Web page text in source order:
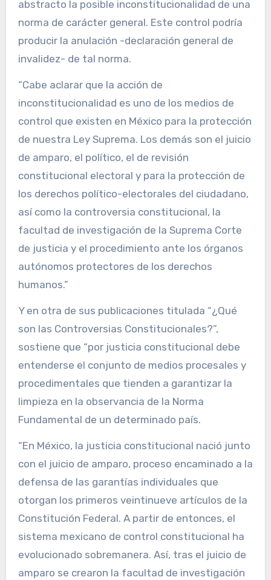
abstracto la posible inconstitucionalidad de una
norma de carácter general. Este control podría
producir la anulación -declaración general de
invalidez- de tal norma.
“Cabe aclarar que la acción de
inconstitucionalidad es uno de los medios de
control que existen en México para la protección
de nuestra Ley Suprema. Los demás son el juicio
de amparo, el político, el de revisión
constitucional electoral y para la protección de
los derechos político-electorales del ciudadano,
así como la controversia constitucional, la
facultad de investigación de la Suprema Corte
de justicia y el procedimiento ante los órganos
autónomos protectores de los derechos
humanos.”
Y en otra de sus publicaciones titulada “¿Qué
son las Controversias Constitucionales?”,
sostiene que “por justicia constitucional debe
entenderse el conjunto de medios procesales y
procedimentales que tienden a garantizar la
limpieza en la observancia de la Norma
Fundamental de un determinado país.
“En México, la justicia constitucional nació junto
con el juicio de amparo, proceso encaminado a la
defensa de las garantías individuales que
otorgan los primeros veintinueve artículos de la
Constitución Federal. A partir de entonces, el
sistema mexicano de control constitucional ha
evolucionado sobremanera. Así, tras el juicio de
amparo se crearon la facultad de investigación